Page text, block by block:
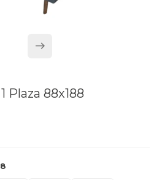
Plaza 88x188